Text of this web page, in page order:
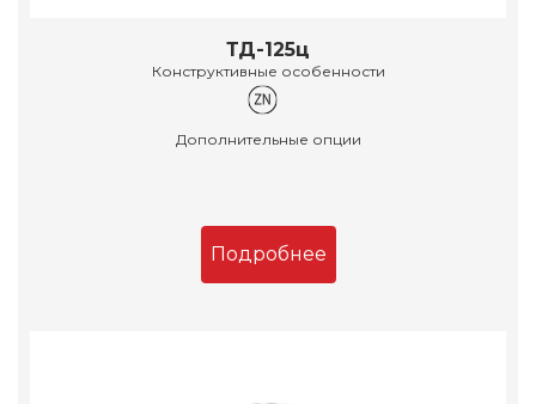
ТД-125ц
Конструктивные особенности
Дополнительные опции
Подробнее